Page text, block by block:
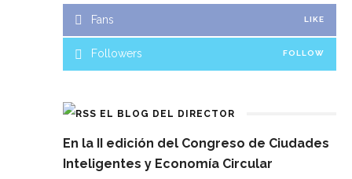
Fans LIKE
Followers FOLLOW
EL BLOG DEL DIRECTOR
En la II edición del Congreso de Ciudades
Inteligentes y Economía Circular